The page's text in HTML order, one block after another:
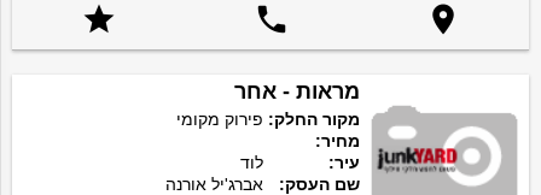



מראות - אחר
מקור החלק: פירוק מקומי
מחיר:
עיר:
לוד
שם העסק:
אברג'יל אורנה